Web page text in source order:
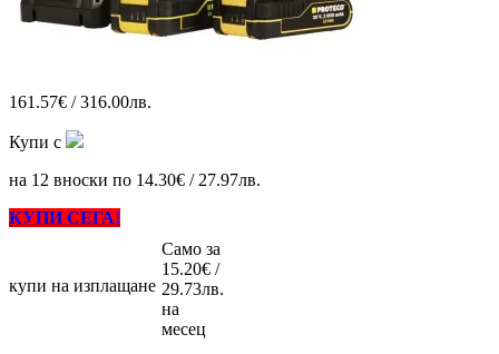
161.57€ / 316.00лв.
Купи с
на 12 вноски по 14.30€ / 27.97лв.
КУПИ СЕГА!
купи на изплащане
Само за
15.20€ /
29.73лв.
на
месец